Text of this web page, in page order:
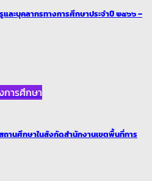
ละบุคลากรทางการศึกษาประจำปี ๒๕๖๖ –
ารศึกษา
ถานศึกษาในสังกัดสำนักงานเขตพื้นที่การ